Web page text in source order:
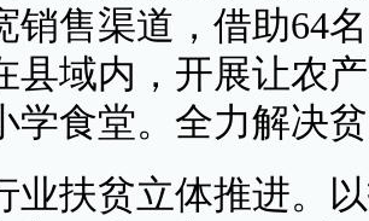
销售渠道，借助64
县域内，开展让农
学食堂。全力解决
扶贫立体推进。以